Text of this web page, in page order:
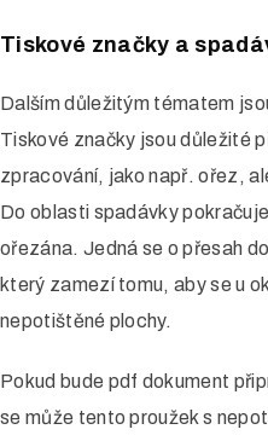
Tiskové značky a
Dalším důležitým tématem
Tiskové značky jsou důležité
zpracování, jako např. ořez,
Do oblasti spadávky
ořezána. Jedná se o přesah
který zamezí tomu, aby se u
nepotištěné plochy.
Pokud bude pdf dokument
se může tento proužek s